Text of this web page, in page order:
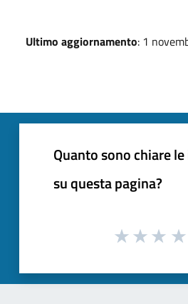
Ultimo aggiornamento: 1
Quanto sono chiare
su questa pagina?